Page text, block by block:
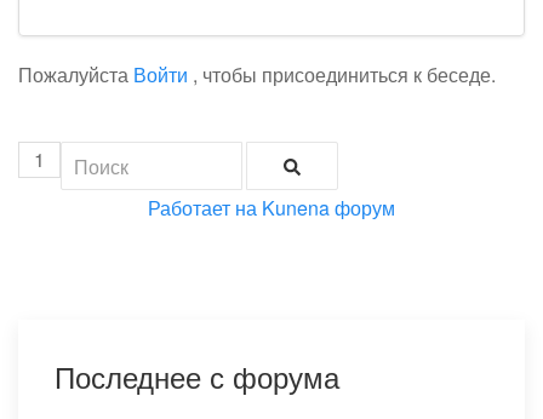
Пожалуйста Войти , чтобы присоединиться к беседе.
1
Работает на Kunena форум
Последнее с форума